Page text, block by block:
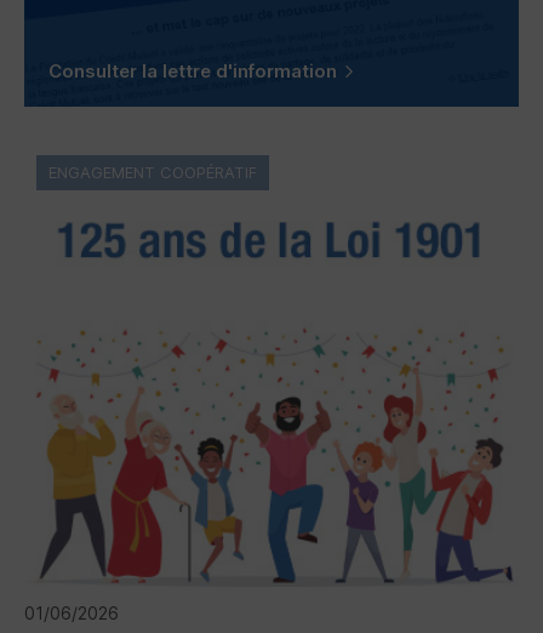
Consulter la lettre d'information
01/06/2026
ENGAGEMENT COOPÉRATIF